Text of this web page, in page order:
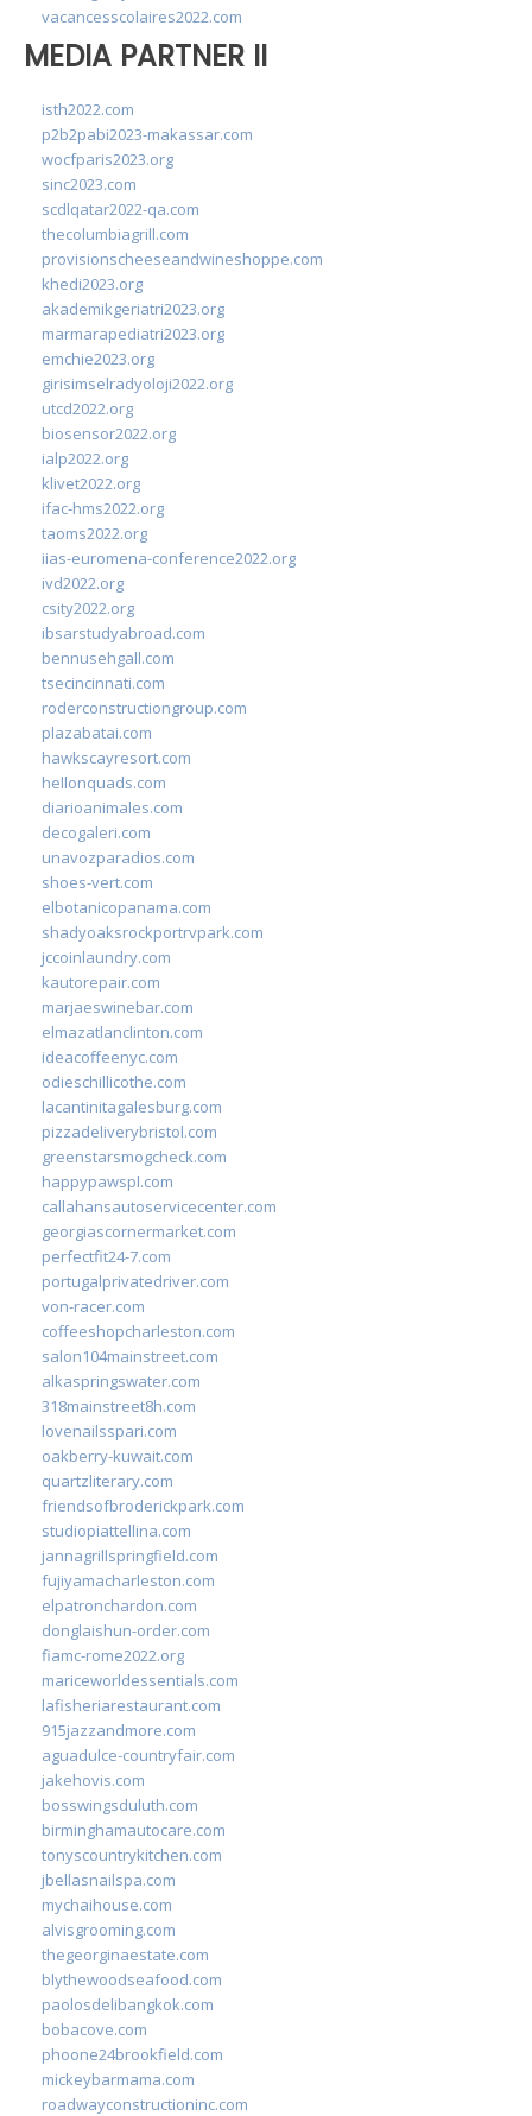
vacancesscolaires2022.com
MEDIA PARTNER II
isth2022.com
p2b2pabi2023-makassar.com
wocfparis2023.org
sinc2023.com
scdlqatar2022-qa.com
thecolumbiagrill.com
provisionscheeseandwineshoppe.com
khedi2023.org
akademikgeriatri2023.org
marmarapediatri2023.org
emchie2023.org
girisimselradyoloji2022.org
utcd2022.org
biosensor2022.org
ialp2022.org
klivet2022.org
ifac-hms2022.org
taoms2022.org
iias-euromena-conference2022.org
ivd2022.org
csity2022.org
ibsarstudyabroad.com
bennusehgall.com
tsecincinnati.com
roderconstructiongroup.com
plazabatai.com
hawkscayresort.com
hellonquads.com
diarioanimales.com
decogaleri.com
unavozparadios.com
shoes-vert.com
elbotanicopanama.com
shadyoaksrockportrvpark.com
jccoinlaundry.com
kautorepair.com
marjaeswinebar.com
elmazatlanclinton.com
ideacoffeenyc.com
odieschillicothe.com
lacantinitagalesburg.com
pizzadeliverybristol.com
greenstarsmogcheck.com
happypawspl.com
callahansautoservicecenter.com
georgiascornermarket.com
perfectfit24-7.com
portugalprivatedriver.com
von-racer.com
coffeeshopcharleston.com
salon104mainstreet.com
alkaspringswater.com
318mainstreet8h.com
lovenailsspari.com
oakberry-kuwait.com
quartzliterary.com
friendsofbroderickpark.com
studiopiattellina.com
jannagrillspringfield.com
fujiyamacharleston.com
elpatronchardon.com
donglaishun-order.com
fiamc-rome2022.org
mariceworldessentials.com
lafisheriarestaurant.com
915jazzandmore.com
aguadulce-countryfair.com
jakehovis.com
bosswingsduluth.com
birminghamautocare.com
tonyscountrykitchen.com
jbellasnailspa.com
mychaihouse.com
alvisgrooming.com
thegeorginaestate.com
blythewoodseafood.com
paolosdelibangkok.com
bobacove.com
phoone24brookfield.com
mickeybarmama.com
roadwayconstructioninc.com